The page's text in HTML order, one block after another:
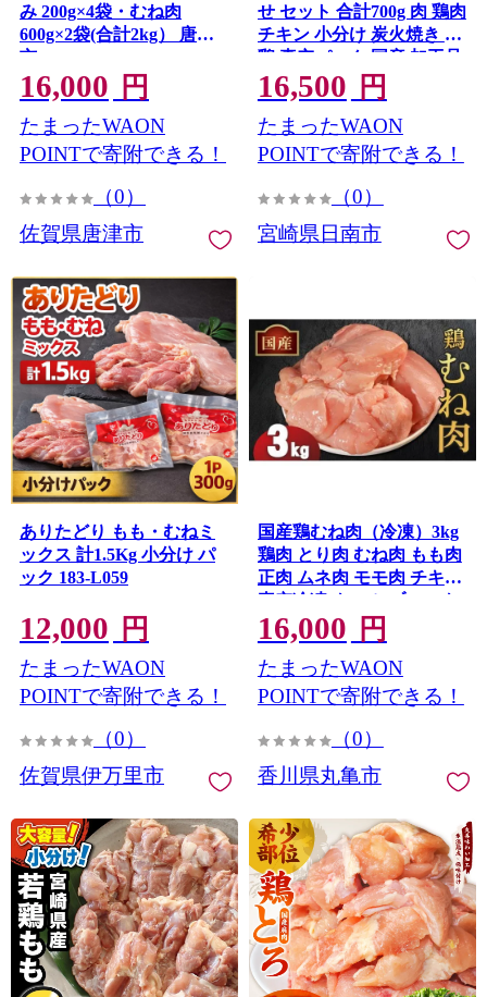
み 200g×4袋・むね肉
600g×2袋(合計2kg） 唐津
市
16,000 円
たまったWAON
POINTで寄附できる！
（0）
佐賀県唐津市
せ セット 合計700g 肉 鶏肉
チキン 小分け 炭火焼き 鳥
鶏 真空パック 国産 加工品
惣菜 簡単調理 ハラミ ハツ
食品 ギフト プレゼント 贈
り物 贈答 おかず おつまみ
食べ比べ 宮崎名物 おすそ
料無料_CAV5-25
16,500 円
たまったWAON
POINTで寄附できる！
（0）
宮崎県日南市
ありたどり もも・むねミ
ックス 計1.5Kg 小分け パ
ック 183-L059
12,000 円
たまったWAON
POINTで寄附できる！
（0）
佐賀県伊万里市
国産鶏むね肉（冷凍）3kg
鶏肉 とり肉 むね肉 もも肉
正肉 ムネ肉 モモ肉 チキン
真空冷凍 クール ブロック
真空パック 小分け 個包装
使いやすい ジューシー ヘ
ルシー タンパク質 ダイエ
ット 美味しい 切り身 人気
ー 唐揚げ チキン南蛮 焼き
丸剛産業 香川県 丸亀市
16,000 円
たまったWAON
POINTで寄附できる！
（0）
香川県丸亀市